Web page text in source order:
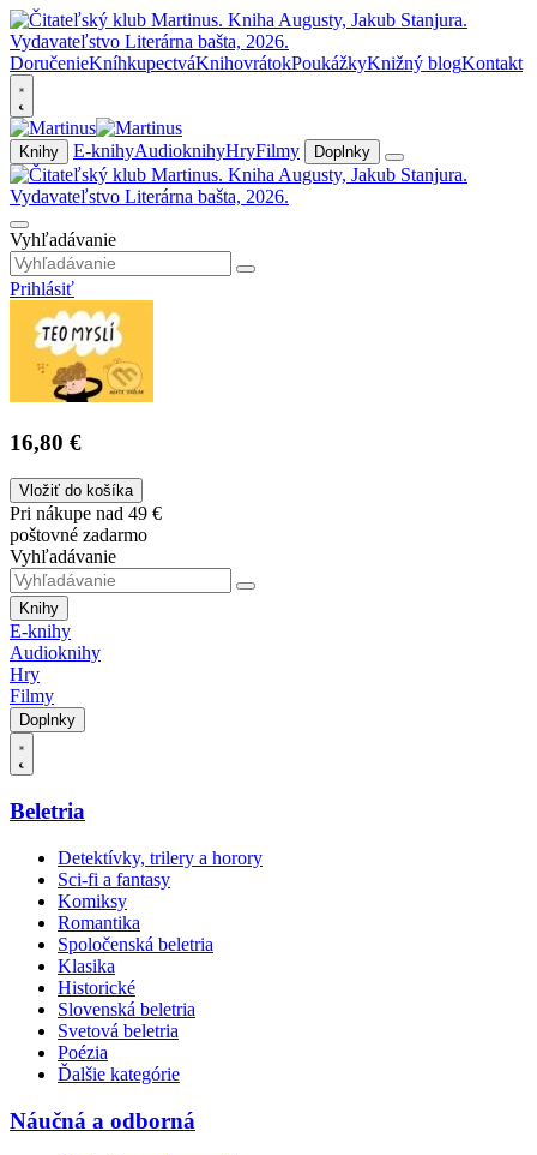
DoručenieKníhkupectváKnihovrátokPoukážkyKnižný blogKontakt
Knihy E-knihyAudioknihyHryFilmy Doplnky
Vyhľadávanie
Prihlásiť
16,80 €
Vložiť do košíka
Pri nákupe nad 49 €
poštovné zadarmo
Vyhľadávanie
Knihy
E-knihy
Audioknihy
Hry
Filmy
Doplnky
Beletria
Detektívky, trilery a horory
Sci-fi a fantasy
Komiksy
Romantika
Spoločenská beletria
Klasika
Historické
Slovenská beletria
Svetová beletria
Poézia
Ďalšie kategórie
Náučná a odborná